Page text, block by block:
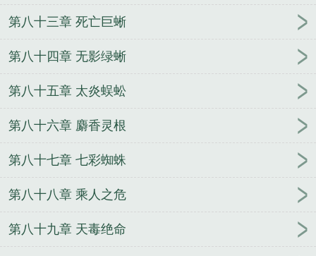
第八十三章 死亡巨蜥
第八十四章 无影绿蜥
第八十五章 太炎蜈蚣
第八十六章 麝香灵根
第八十七章 七彩蜘蛛
第八十八章 乘人之危
第八十九章 天毒绝命